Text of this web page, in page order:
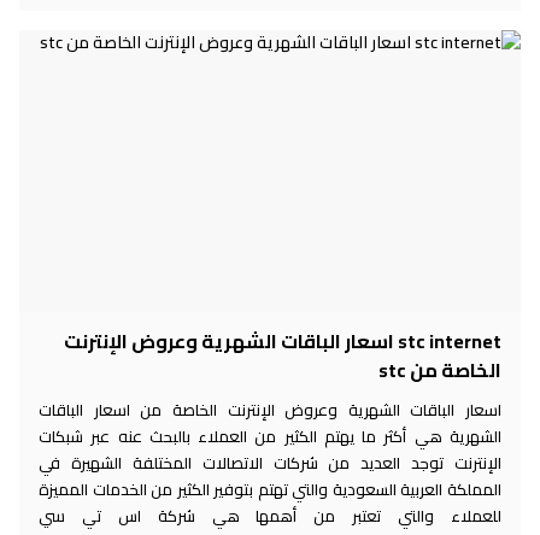
stc internet اسعار الباقات الشهرية وعروض الإنترنت
الخاصة من stc
اسعار الباقات الشهرية وعروض الإنترنت الخاصة من اسعار الباقات
الشهرية هي أكثر ما يهتم الكثير من العملاء بالبحث عنه عبر شبكات
الإنترنت توجد العديد من شركات الاتصالات المختلفة الشهيرة في
المملكة العربية السعودية والتي تهتم بتوفير الكثير من الخدمات المميزة
للعملاء والتي تعتبر من أهمها هي شركة اس تي سي